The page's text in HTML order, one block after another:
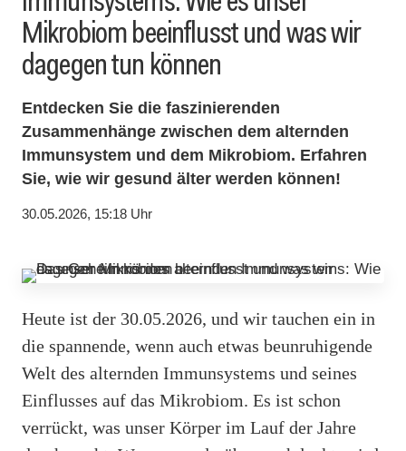
Mikrobiom beeinflusst und was wir
dagegen tun können
Entdecken Sie die faszinierenden
Zusammenhänge zwischen dem alternden
Immunsystem und dem Mikrobiom. Erfahren
Sie, wie wir gesund älter werden können!
30.05.2026, 15:18 Uhr
Heute ist der 30.05.2026, und wir tauchen ein in
die spannende, wenn auch etwas beunruhigende
Welt des alternden Immunsystems und seines
Einflusses auf das Mikrobiom. Es ist schon
verrückt, was unser Körper im Lauf der Jahre